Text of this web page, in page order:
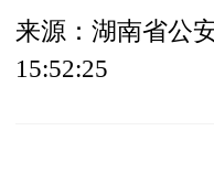
来源：湖南省公
15:52:25